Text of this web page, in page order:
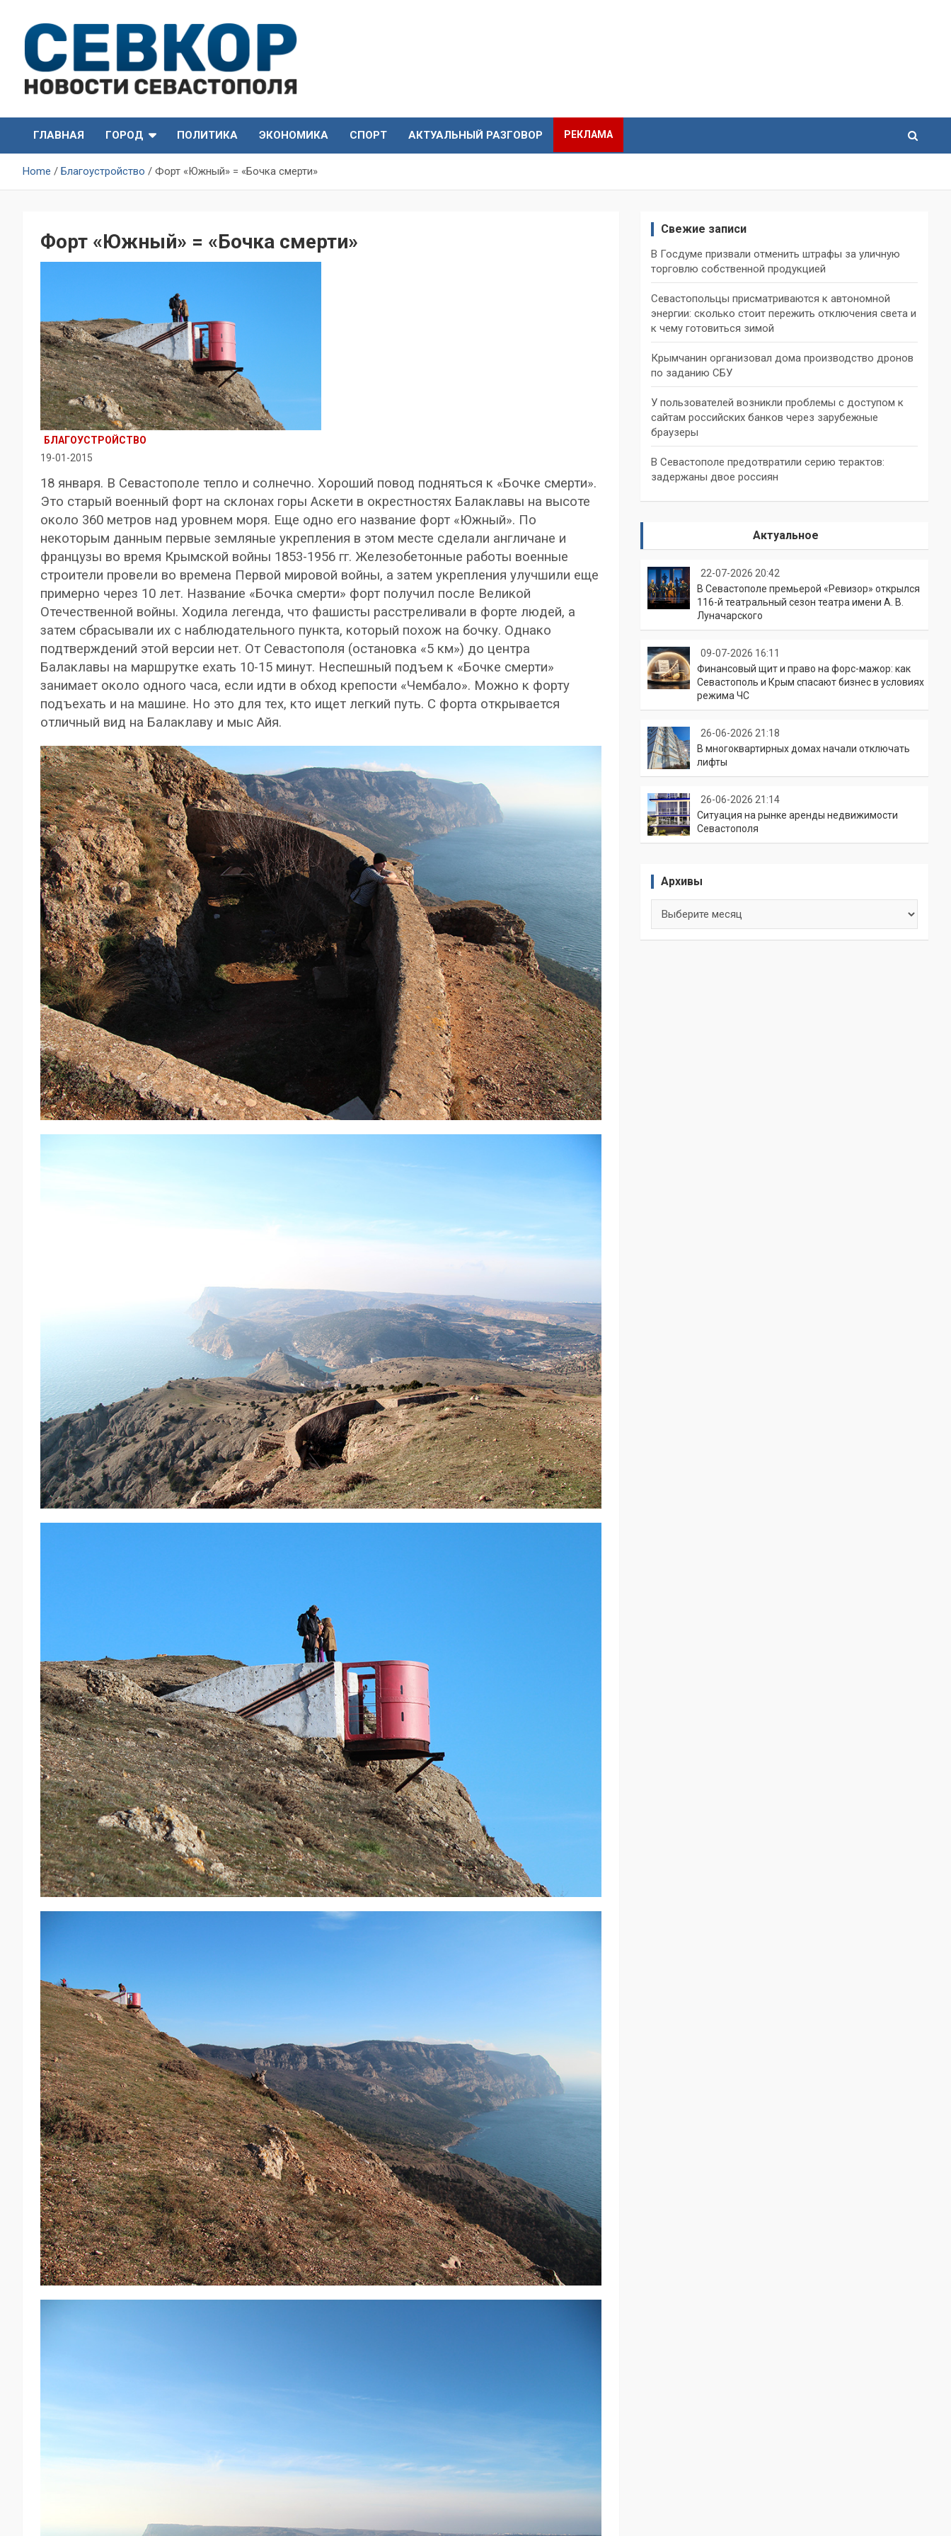
content
СевКор — Новости
Севастополя
Севастополя
ГЛАВНАЯ
ГОРОД ПОЛИТИКА ЭКОНОМИКА СПОРТ АКТУАЛЬНЫЙ РАЗГОВОР РЕКЛАМА
Home Благоустройство Форт «Южный» = «Бочка смерти»
Форт «Южный» = «Бочка смерти»
БЛАГОУСТРОЙСТВО
19-01-2015
18 января. В Севастополе тепло и солнечно. Хороший повод подняться к «Бочке смерти».
Это старый военный форт на склонах горы Аскети в окрестностях Балаклавы на высоте
около 360 метров над уровнем моря. Еще одно его название форт «Южный». По
некоторым данным первые земляные укрепления в этом месте сделали англичане и
французы во время Крымской войны 1853-1956 гг. Железобетонные работы военные
строители провели во времена Первой мировой войны, а затем укрепления улучшили еще
примерно через 10 лет. Название «Бочка смерти» форт получил после Великой
Отечественной войны. Ходила легенда, что фашисты расстреливали в форте людей, а
затем сбрасывали их с наблюдательного пункта, который похож на бочку. Однако
подтверждений этой версии нет. От Севастополя (остановка «5 км») до центра
Балаклавы на маршрутке ехать 10-15 минут. Неспешный подъем к «Бочке смерти»
занимает около одного часа, если идти в обход крепости «Чембало». Можно к форту
подъехать и на машине. Но это для тех, кто ищет легкий путь. С форта открывается
отличный вид на Балаклаву и мыс Айя.
Свежие записи
В Госдуме призвали отменить штрафы за уличную
торговлю собственной продукцией
Севастопольцы присматриваются к автономной
энергии: сколько стоит пережить отключения света и
к чему готовиться зимой
Крымчанин организовал дома производство дронов
по заданию СБУ
У пользователей возникли проблемы с доступом к
сайтам российских банков через зарубежные
браузеры
В Севастополе предотвратили серию терактов:
задержаны двое россиян
Актуальное
22-07-2026 20:42
В Севастополе премьерой «Ревизор» открылся
116-й театральный сезон театра имени А. В.
Луначарского
09-07-2026 16:11
Финансовый щит и право на форс-мажор: как
Севастополь и Крым спасают бизнес в условиях
режима ЧС
26-06-2026 21:18
В многоквартирных домах начали отключать
лифты
26-06-2026 21:14
Ситуация на рынке аренды недвижимости
Севастополя
Архивы